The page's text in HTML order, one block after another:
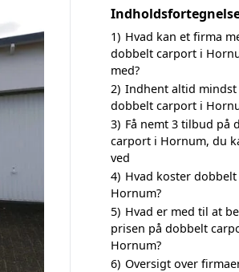
1) Hvad kan et firma
dobbelt carport i
med?
2) Indhent altid
dobbelt carport i
3) Få nemt 3 tilbud på
carport i Hornum, du
ved
4) Hvad koster
Hornum?
5) Hvad er med til at
prisen på dobbelt
Hornum?
6) Oversigt over